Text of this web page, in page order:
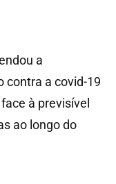
a
contra a covid-19
à previsível
ao longo do